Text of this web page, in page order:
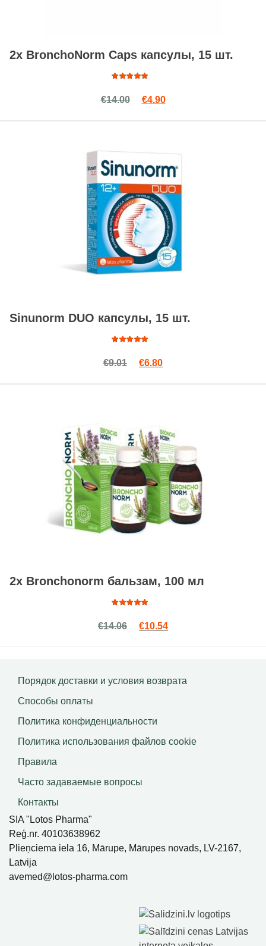
2x BronchoNorm Caps капсулы, 15 шт.
4.85
из
€14.00 Первоначальная цена
€4.90Текущая цена: €4.90.
Sinunorm DUO капсулы, 15 шт.
4.78
из
€9.01 Первоначальная цена
€6.80Текущая цена: €6.80.
2x Bronchonorm бальзам, 100 мл
4.86
из
€14.06 Первоначальная цена
€10.54Текущая цена:
Порядок доставки и условия возврата
Способы оплаты
Политика конфиденциальности
Политика использования файлов сookie
Правила
Часто задаваемые вопросы
Контакты
SIA "Lotos Pharma"
Reģ.nr. 40103638962
Plieņciema iela 16, Mārupe, Mārupes novads, LV-2167,
Latvija
avemed@lotos-pharma.com